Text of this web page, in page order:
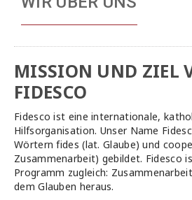
MISSION UND ZIEL
FIDESCO
Fidesco ist eine internationale,
Hilfsorganisation. Unser Name
Wörtern fides (lat. Glaube) und
Zusammenarbeit) gebildet. Fidesco
Programm zugleich:
dem Glauben heraus.